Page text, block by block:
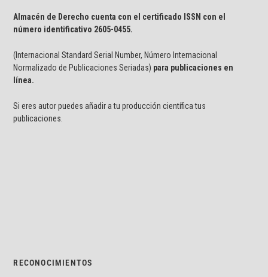
Almacén de Derecho cuenta con el certificado ISSN con el
número identificativo 2605-0455.
(Internacional Standard Serial Number, Número Internacional
Normalizado de Publicaciones Seriadas) para publicaciones en
línea.
Si eres autor puedes añadir a tu producción científica tus
publicaciones.
RECONOCIMIENTOS